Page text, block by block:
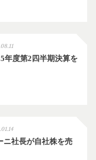
年度第2四半期決算を
ニ社長が自社株を売